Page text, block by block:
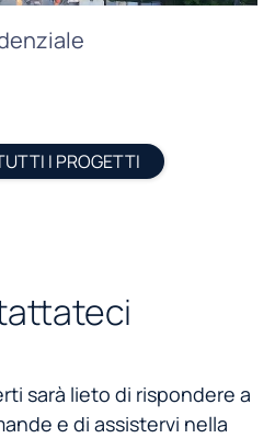
I PROGETTI
sarà lieto di rispondere a
e di assistervi nella